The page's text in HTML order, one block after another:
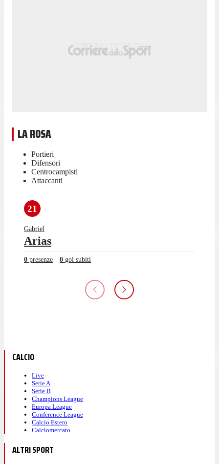
LA ROSA
Portieri
Difensori
Centrocampisti
Attaccanti
21
Gabriel
Arias
0 presenze 0 gol subiti
CALCIO
Live
Serie A
Serie B
Champions League
Europa League
Conference League
Calcio Estero
Calciomercato
ALTRI SPORT